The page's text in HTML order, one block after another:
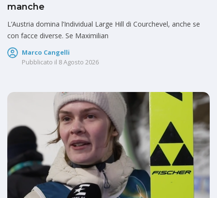
manche
L’Austria domina l’Individual Large Hill di Courchevel, anche se
con facce diverse. Se Maximilian
Marco Cangelli
Pubblicato il 8 Agosto 2026